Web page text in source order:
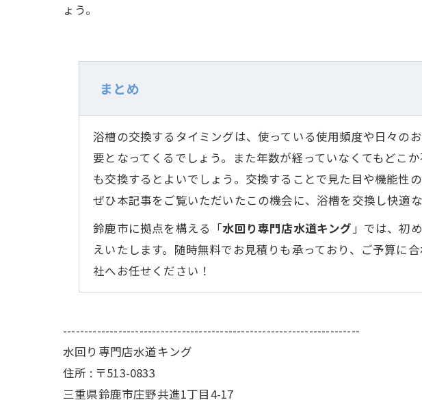
ょう。
まとめ
浴槽の交換するタイミングは、使っている使用頻度や日々の
要となってくるでしょう。また年数が経っていなくてもどこ
も交換するとよいでしょう。交換することで見た目や機能性
ぜひ本記事をご覧いただいたこの機会に、浴槽を交換し快適
鈴鹿市に拠点を構える「水回り専門店水道キング」では、初
えいたします。随時無料でお見積りも承っており、ご予算に
社へお任せください！
----------------------------------------------------------------------
水回り専門店水道キング
住所 : 〒513-0833
三重県鈴鹿市庄野共進1丁目4-17